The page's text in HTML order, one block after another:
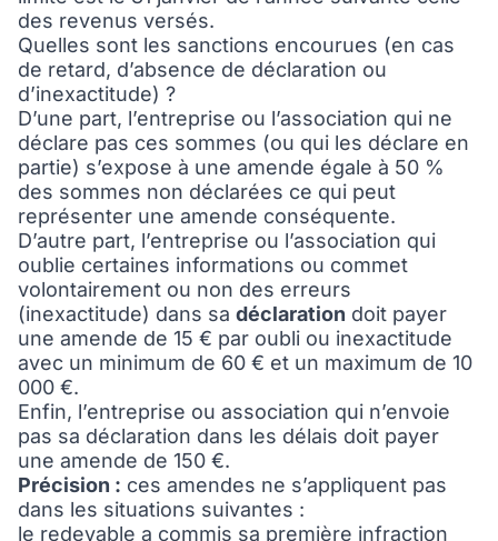
des revenus versés.
Quelles sont les sanctions encourues (en cas
de retard, d’absence de déclaration ou
d’inexactitude) ?
D’une part, l’entreprise ou l’association qui ne
déclare pas ces sommes (ou qui les déclare en
partie) s’expose à une amende égale à 50 %
des sommes non déclarées ce qui peut
représenter une amende conséquente.
D’autre part, l’entreprise ou l’association qui
oublie certaines informations ou commet
volontairement ou non des erreurs
(inexactitude) dans sa déclaration doit payer
une amende de 15 € par oubli ou inexactitude
avec un minimum de 60 € et un maximum de 10
000 €.
Enfin, l’entreprise ou association qui n’envoie
pas sa déclaration dans les délais doit payer
une amende de 150 €.
Précision : ces amendes ne s’appliquent pas
dans les situations suivantes :
le redevable a commis sa première infraction